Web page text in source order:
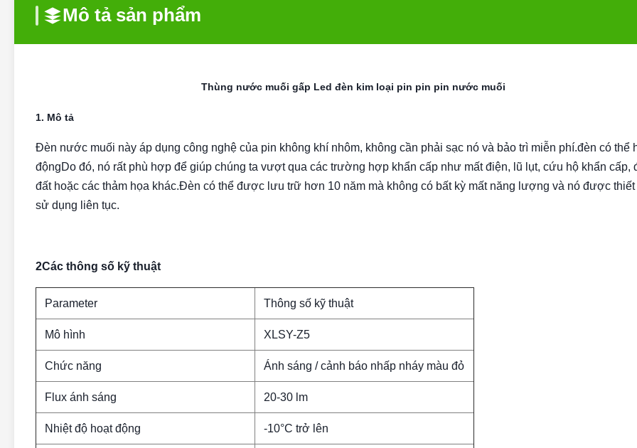
Mô tả sản phẩm
Thùng nước muối gấp Led đèn kim loại pin pin pin nước muối
1. Mô tả
Đèn nước muối này áp dụng công nghệ của pin không khí nhôm, không cần phải sạc nó và bảo trì miễn phí.đèn có thể
độngDo đó, nó rất phù hợp để giúp chúng ta vượt qua các trường hợp khẩn cấp như mất điện, lũ lụt, cứu hộ khẩn cấp,
đất hoặc các thảm họa khác.Đèn có thể được lưu trữ hơn 10 năm mà không có bất kỳ mất năng lượng và nó được thiết
sử dụng liên tục.
2Các thông số kỹ thuật
Parameter Thông số kỹ thuật
Mô hình XLSY-Z5
Chức năng Ánh sáng / cảnh báo nhấp nháy màu đỏ
Flux ánh sáng 20-30 lm
Nhiệt độ hoạt động -10°C trở lên